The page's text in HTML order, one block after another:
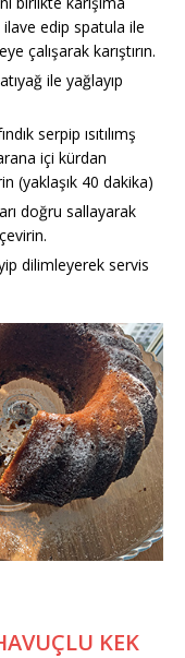
ilave edip spatula ile
çalışarak karıştırın.
ile yağlayıp
serpip ısıtılımş
içi kürdan
(yaklaşık 40 dakika)
doğru sallayarak
dilimleyerek servis
KEK